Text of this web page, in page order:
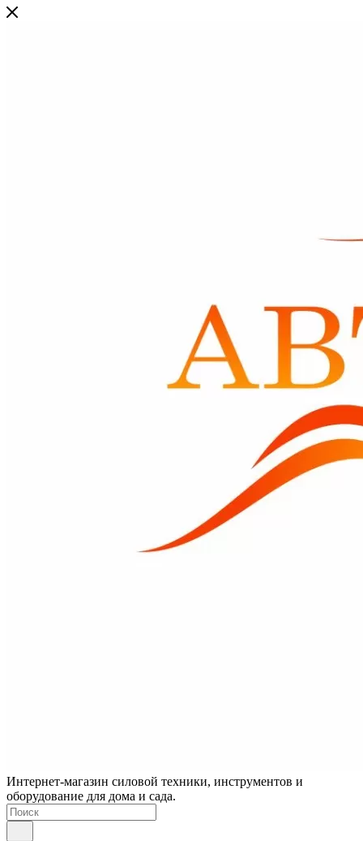
Интернет-магазин силовой техники, инструментов и
оборудование для дома и сада.